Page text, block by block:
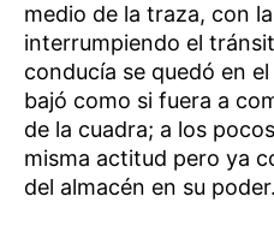
medio de la traza, con
interrumpiendo el
conducía se quedó en
bajó como si fuera a
de la cuadra; a los
misma actitud pero ya
del almacén en su poder.